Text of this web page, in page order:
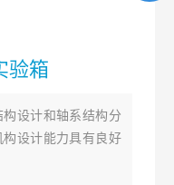
验箱
设计和轴系结构分
设计能力具有良好